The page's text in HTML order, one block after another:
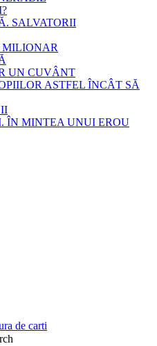
SALVATORII
MILIONAR
UN CUVÂNT
ASTFEL ÎNCÂT SĂ
ÎN MINTEA UNUI EROU